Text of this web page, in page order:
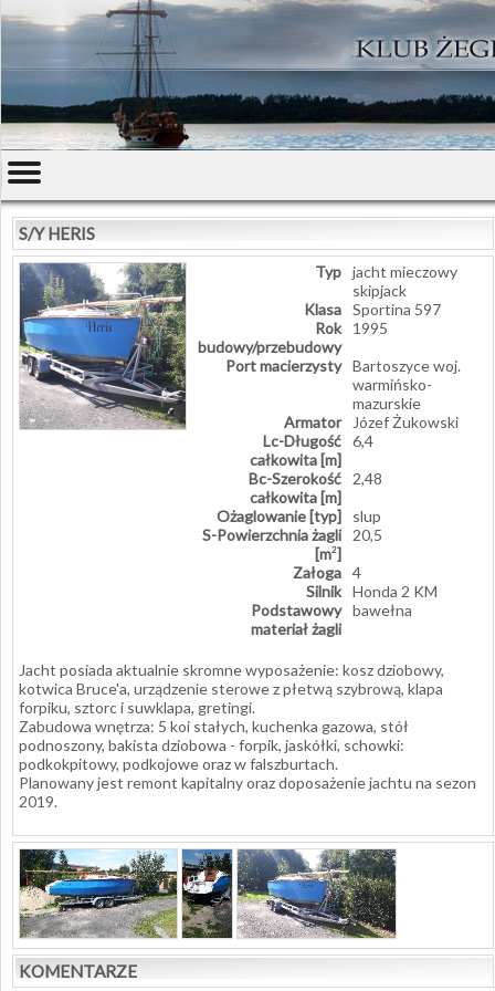
S/Y HERIS
Typ jacht mieczowy
skipjack
Klasa Sportina 597
Rok
budowy/przebudowy
1995
Port macierzysty Bartoszyce woj.
warmińsko-
mazurskie
Armator
Józef Żukowski
Lc-Długość
całkowita [m]
6,4
Bc-Szerokość
całkowita [m]
2,48
Ożaglowanie [typ]
slup
S-Powierzchnia żagli
[m2]
20,5
Załoga 4
Silnik Honda 2 KM
Podstawowy
materiał żagli
bawełna
Jacht posiada aktualnie skromne wyposażenie: kosz dziobowy,
kotwica Bruce'a, urządzenie sterowe z płetwą szybrową, klapa
forpiku, sztorc i suwklapa, gretingi.
Zabudowa wnętrza: 5 koi stałych, kuchenka gazowa, stół
podnoszony, bakista dziobowa - forpik, jaskółki, schowki:
podkokpitowy, podkojowe oraz w falszburtach.
Planowany jest remont kapitalny oraz doposażenie jachtu na sezon
2019.
KOMENTARZE